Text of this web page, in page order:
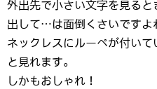
外出先で小さい文字を見ると
出して…は面倒くさいですよ
ネックレスにルーペが付い
と見れます。
しかもおしゃれ！